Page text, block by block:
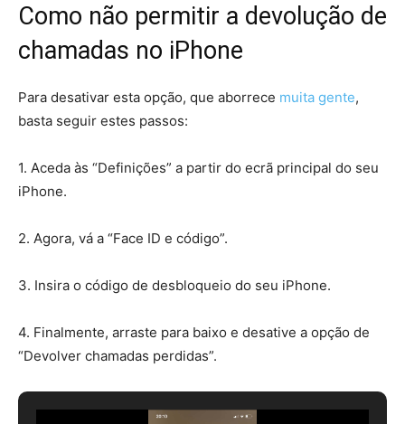
Como não permitir a devolução de
chamadas no iPhone
Para desativar esta opção, que aborrece muita gente,
basta seguir estes passos:
1. Aceda às “Definições” a partir do ecrã principal do seu
iPhone.
2. Agora, vá a “Face ID e código”.
3. Insira o código de desbloqueio do seu iPhone.
4. Finalmente, arraste para baixo e desative a opção de
“Devolver chamadas perdidas”.